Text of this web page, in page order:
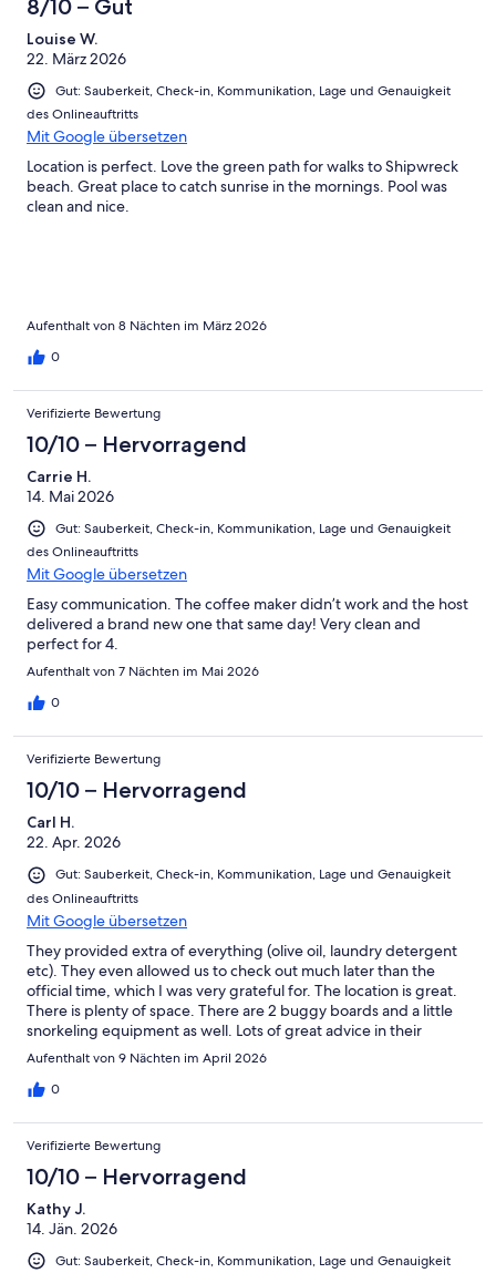
8/10 – Gut
Louise W.
22. März 2026
Gut: Sauberkeit, Check-in, Kommunikation, Lage und Genauigkeit
des Onlineauftritts
Mit Google übersetzen
Location is perfect. Love the green path for walks to Shipwreck
beach. Great place to catch sunrise in the mornings. Pool was
clean and nice.
Aufenthalt von 8 Nächten im März 2026
0
Verifizierte Bewertung
10/10 – Hervorragend
Carrie H.
14. Mai 2026
Gut: Sauberkeit, Check-in, Kommunikation, Lage und Genauigkeit
des Onlineauftritts
Mit Google übersetzen
Easy communication. The coffee maker didn’t work and the host
delivered a brand new one that same day! Very clean and
perfect for 4.
Aufenthalt von 7 Nächten im Mai 2026
0
Verifizierte Bewertung
10/10 – Hervorragend
Carl H.
22. Apr. 2026
Gut: Sauberkeit, Check-in, Kommunikation, Lage und Genauigkeit
des Onlineauftritts
Mit Google übersetzen
They provided extra of everything (olive oil, laundry detergent
etc). They even allowed us to check out much later than the
official time, which I was very grateful for. The location is great.
There is plenty of space. There are 2 buggy boards and a little
snorkeling equipment as well. Lots of great advice in their
welcome booklet as well.
Aufenthalt von 9 Nächten im April 2026
0
Verifizierte Bewertung
10/10 – Hervorragend
Kathy J.
14. Jän. 2026
Gut: Sauberkeit, Check-in, Kommunikation, Lage und Genauigkeit